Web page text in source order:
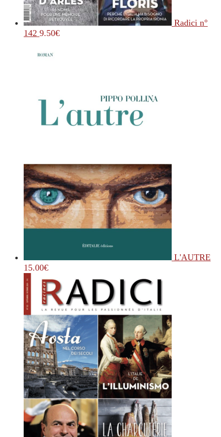
Radici n°
142 9.50€
L'AUTRE
15.00€